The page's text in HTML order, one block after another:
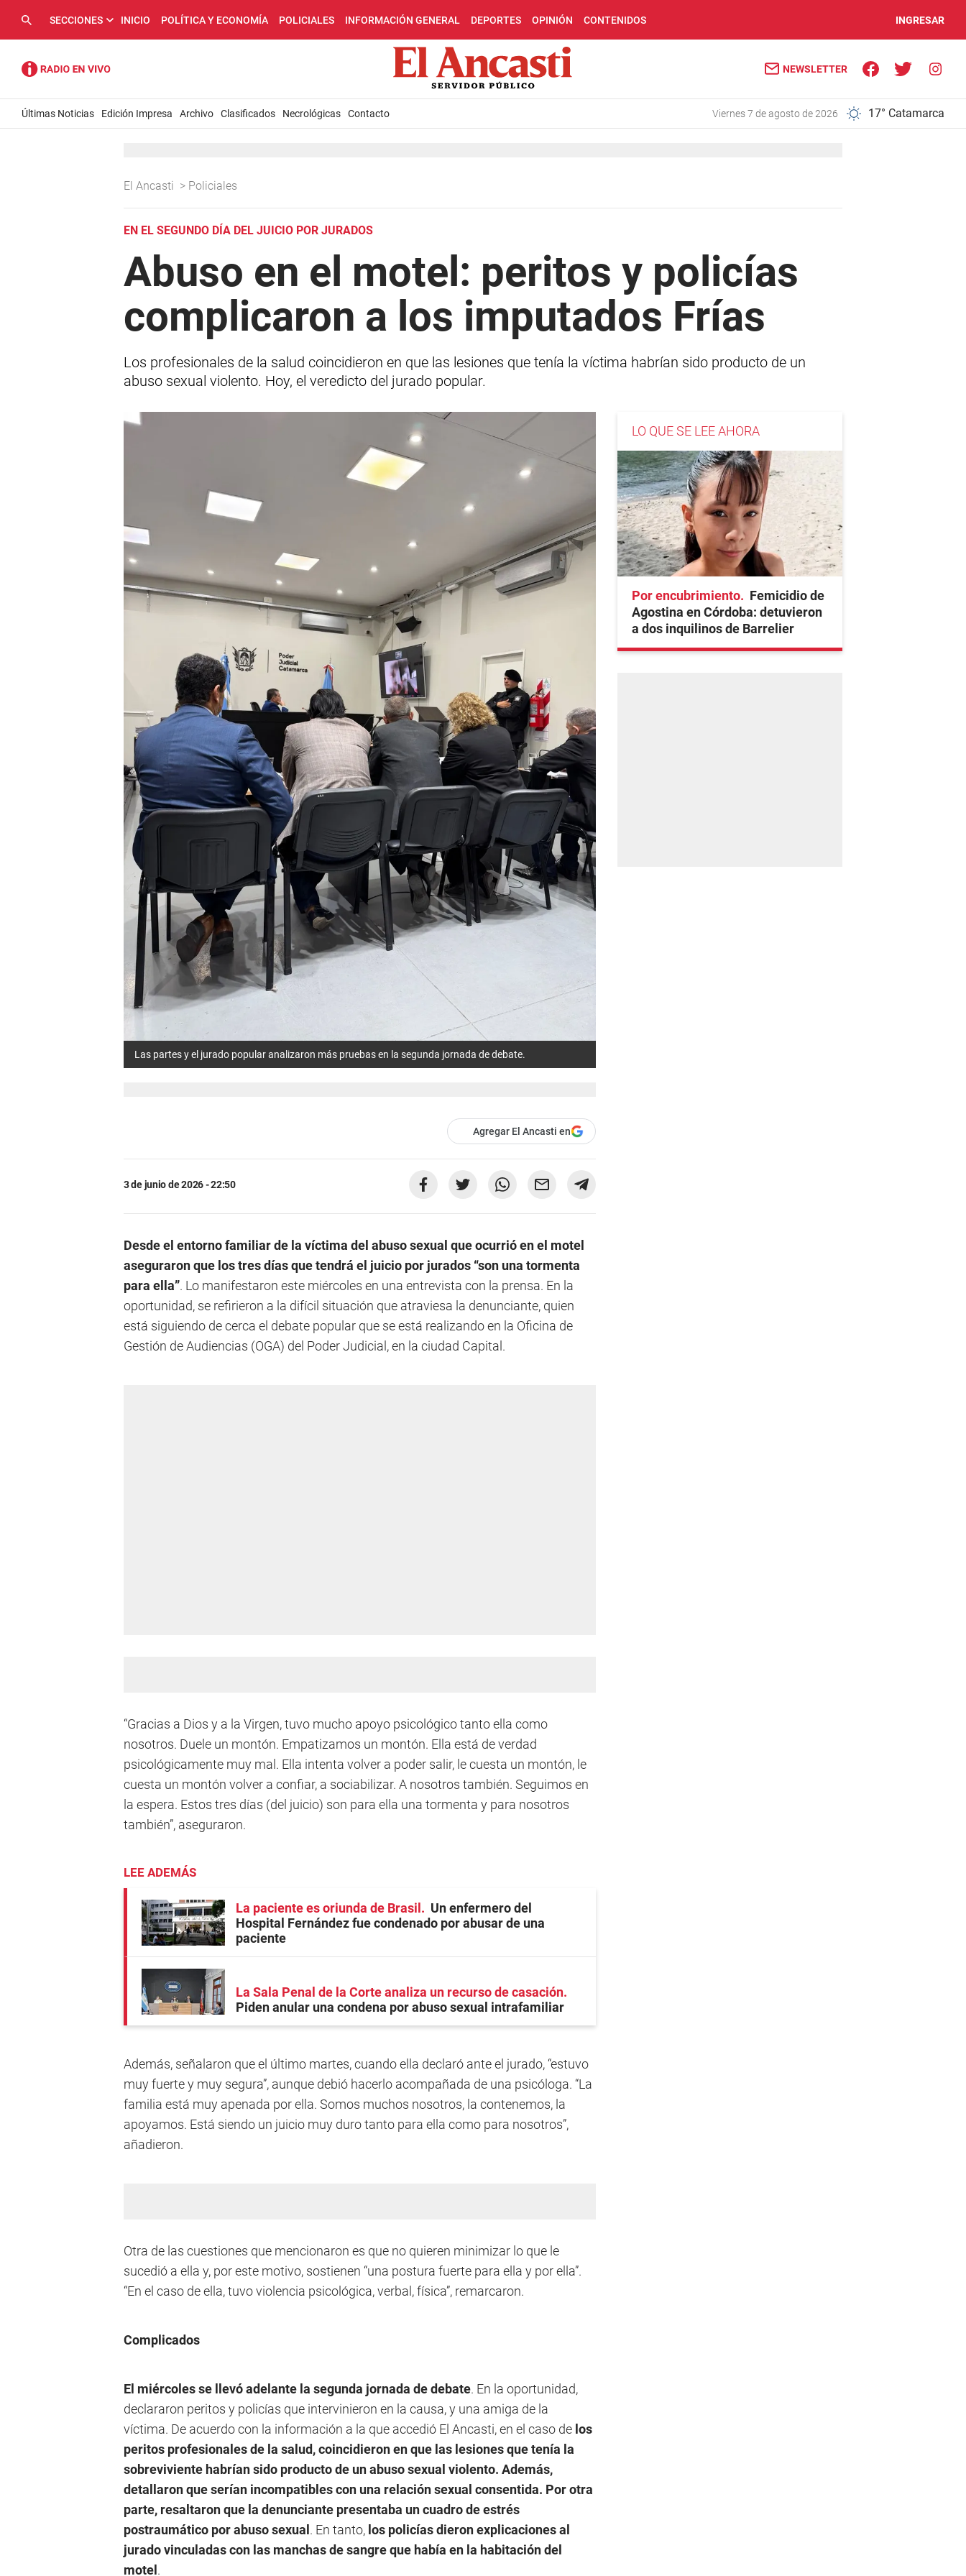
SECCIONES INICIO POLÍTICA Y ECONOMÍA POLICIALES INFORMACIÓN GENERAL DEPORTES OPINIÓN CONTENIDOS INGRESAR
NEWSLETTER
Últimas Noticias Edición Impresa Archivo Clasificados Necrológicas Contacto viernes 7 de agosto de 2026 17° Catamarca
El Ancasti > Policiales
EN EL SEGUNDO DÍA DEL JUICIO POR JURADOS
Abuso en el motel: peritos y policías
complicaron a los imputados Frías
Los profesionales de la salud coincidieron en que las lesiones que tenía la víctima habrían sido producto de un
abuso sexual violento. Hoy, el veredicto del jurado popular.
Las partes y el jurado popular analizaron más pruebas en la segunda jornada de debate.
Agregar El Ancasti en
3 de junio de 2026 - 22:50
Desde el entorno familiar de la víctima del abuso sexual que ocurrió en el motel
aseguraron que los tres días que tendrá el juicio por jurados “son una tormenta
para ella”. Lo manifestaron este miércoles en una entrevista con la prensa. En la
oportunidad, se refirieron a la difícil situación que atraviesa la denunciante, quien
está siguiendo de cerca el debate popular que se está realizando en la Oficina de
Gestión de Audiencias (OGA) del Poder Judicial, en la ciudad Capital.
“Gracias a Dios y a la Virgen, tuvo mucho apoyo psicológico tanto ella como
nosotros. Duele un montón. Empatizamos un montón. Ella está de verdad
psicológicamente muy mal. Ella intenta volver a poder salir, le cuesta un montón, le
cuesta un montón volver a confiar, a sociabilizar. A nosotros también. Seguimos en
la espera. Estos tres días (del juicio) son para ella una tormenta y para nosotros
también”, aseguraron.
LEE ADEMÁS
La paciente es oriunda de Brasil
Un enfermero del
Hospital Fernández fue condenado por abusar de una
paciente
La Sala Penal de la Corte analiza un recurso de casación
Piden anular una condena por abuso sexual intrafamiliar
Además, señalaron que el último martes, cuando ella declaró ante el jurado, “estuvo
muy fuerte y muy segura”, aunque debió hacerlo acompañada de una psicóloga. “La
familia está muy apenada por ella. Somos muchos nosotros, la contenemos, la
apoyamos. Está siendo un juicio muy duro tanto para ella como para nosotros”,
añadieron.
Otra de las cuestiones que mencionaron es que no quieren minimizar lo que le
sucedió a ella y, por este motivo, sostienen “una postura fuerte para ella y por ella”.
“En el caso de ella, tuvo violencia psicológica, verbal, física”, remarcaron.
Complicados
El miércoles se llevó adelante la segunda jornada de debate. En la oportunidad,
declararon peritos y policías que intervinieron en la causa, y una amiga de la
víctima. De acuerdo con la información a la que accedió El Ancasti, en el caso de los
peritos profesionales de la salud, coincidieron en que las lesiones que tenía la
sobreviviente habrían sido producto de un abuso sexual violento. Además,
detallaron que serían incompatibles con una relación sexual consentida. Por otra
parte, resaltaron que la denunciante presentaba un cuadro de estrés
postraumático por abuso sexual . En tanto, los policías dieron explicaciones al
jurado vinculadas con las manchas de sangre que había en la habitación del
motel .
LO QUE SE LEE AHORA
Por encubrimiento
Femicidio de
Agostina en Córdoba: detuvieron
a dos inquilinos de Barrelier